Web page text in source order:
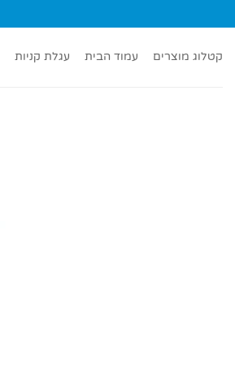
to
קטלוג מוצרים עמוד הבית עגלת קניות